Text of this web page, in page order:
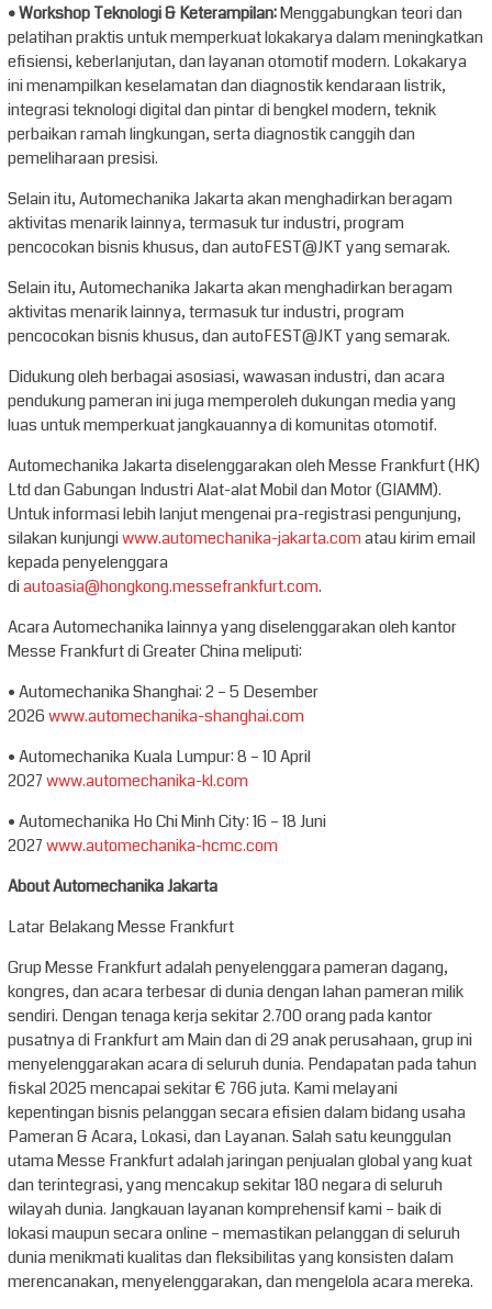
• Workshop Teknologi & Keterampilan:Menggabungkan teori dan
pelatihan praktis untuk memperkuat lokakarya dalam meningkatkan
efisiensi, keberlanjutan, dan layanan otomotif modern. Lokakarya
ini menampilkan keselamatan dan diagnostik kendaraan listrik,
integrasi teknologi digital dan pintar di bengkel modern, teknik
perbaikan ramah lingkungan, serta diagnostik canggih dan
pemeliharaan presisi.
Selain itu, Automechanika Jakarta akan menghadirkan beragam
aktivitas menarik lainnya, termasuk tur industri, program
pencocokan bisnis khusus, dan autoFEST@JKT yang semarak.
Selain itu, Automechanika Jakarta akan menghadirkan beragam
aktivitas menarik lainnya, termasuk tur industri, program
pencocokan bisnis khusus, dan autoFEST@JKT yang semarak.
Didukung oleh berbagai asosiasi, wawasan industri, dan acara
pendukung pameran ini juga memperoleh dukungan media yang
luas untuk memperkuat jangkauannya di komunitas otomotif.
Automechanika Jakarta diselenggarakan oleh Messe Frankfurt (HK)
Ltd dan Gabungan Industri Alat-alat Mobil dan Motor (GIAMM).
Untuk informasi lebih lanjut mengenai pra-registrasi pengunjung,
silakan kunjungiwww.automechanika-jakarta.comatau kirim email
kepada penyelenggara
diautoasia@hongkong.messefrankfurt.com.
Acara Automechanika lainnya yang diselenggarakan oleh kantor
Messe Frankfurt di Greater China meliputi:
• Automechanika Shanghai: 2 – 5 Desember
2026www.automechanika-shanghai.com
• Automechanika Kuala Lumpur: 8 – 10 April
2027www.automechanika-kl.com
• Automechanika Ho Chi Minh City: 16 – 18 Juni
2027www.automechanika-hcmc.com
About Automechanika Jakarta
Latar Belakang Messe Frankfurt
Grup Messe Frankfurt adalah penyelenggara pameran dagang,
kongres, dan acara terbesar di dunia dengan lahan pameran milik
sendiri. Dengan tenaga kerja sekitar 2.700 orang pada kantor
pusatnya di Frankfurt am Main dan di 29 anak perusahaan, grup ini
menyelenggarakan acara di seluruh dunia. Pendapatan pada tahun
fiskal 2025 mencapai sekitar € 766 juta. Kami melayani
kepentingan bisnis pelanggan secara efisien dalam bidang usaha
Pameran & Acara, Lokasi, dan Layanan. Salah satu keunggulan
utama Messe Frankfurt adalah jaringan penjualan global yang kuat
dan terintegrasi, yang mencakup sekitar 180 negara di seluruh
wilayah dunia. Jangkauan layanan komprehensif kami – baik di
lokasi maupun secara online – memastikan pelanggan di seluruh
dunia menikmati kualitas dan fleksibilitas yang konsisten dalam
merencanakan, menyelenggarakan, dan mengelola acara mereka.